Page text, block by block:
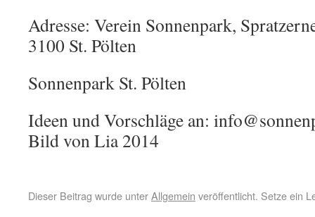
Adresse: Verein Sonnenpark,
3100 St. Pölten
Sonnenpark St. Pölten​
Ideen und Vorschläge an:
Bild von Lia​ 2014
Dieser Beitrag wurde unterAllgemein veröffentlicht. Setze ein